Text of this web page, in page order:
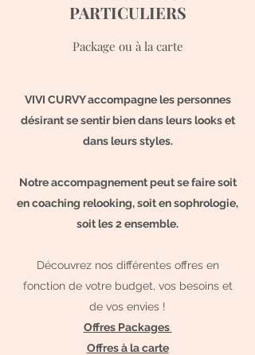
PARTICULIERS
Package ou à la carte
VIVI CURVY accompagne les personnes
désirant se sentir bien dans leurs looks et
dans leurs styles.
Notre accompagnement peut se faire soit
en coaching relooking, soit en sophrologie,
soit les 2 ensemble.
Découvrez nos différentes offres en
fonction de votre budget, vos besoins et
de vos envies !
Offres Packages
Offres à la carte